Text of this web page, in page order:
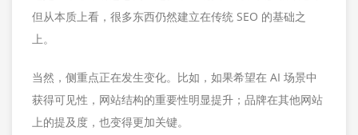
但从本质上看，很多东西仍然建立在传统 SEO 的基础之
上。
当然，侧重点正在发生变化。比如，如果希望在 AI 场景中
获得可见性，网站结构的重要性明显提升；品牌在其他网站
上的提及度，也变得更加关键。